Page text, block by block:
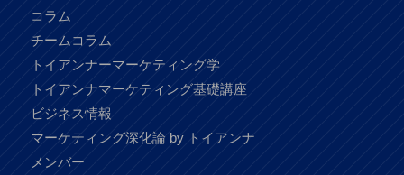
コラム
チームコラム
トイアンナーマーケティング学
トイアンナマーケティング基礎講座
ビジネス情報
マーケティング深化論 by トイアンナ
メンバー